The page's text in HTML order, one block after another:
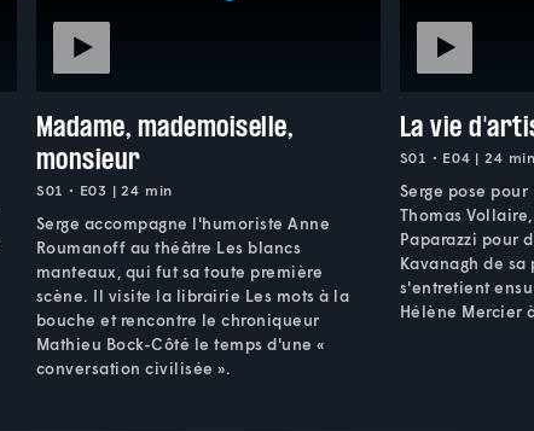
Madame, mademoiselle,
monsieur
S01 • E03 | 24 min
Serge accompagne l'humoriste Anne
Roumanoff au théâtre Les blancs
manteaux, qui fut sa toute première
scène. Il visite la librairie Les mots à la
bouche et rencontre le chroniqueur
Mathieu Bock-Côté le temps d'une «
conversation civilisée ».
La vie
S01 • E04 | 24
Serge pose
Thomas
Paparazzi pour
Kavanagh de
s'entretient
Hélène Mercier